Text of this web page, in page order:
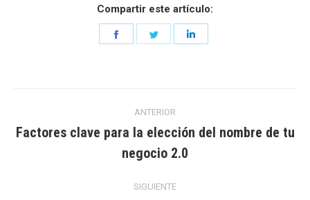
Compartir este artículo:
Share
entre
ANTERIOR
anterior:
Factores clave para la elección del nombre de tu
negocio 2.0
SIGUIENTE